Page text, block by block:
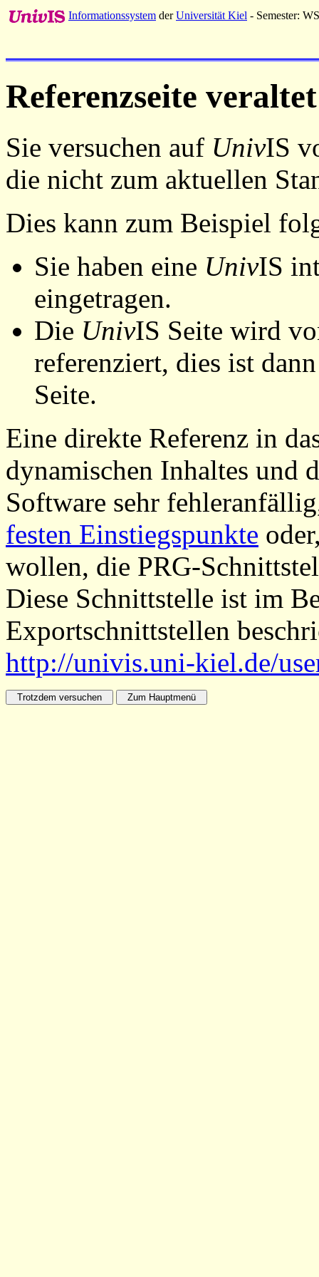
Informationssystem derUniversität Kiel - Semester:
Referenzseite veraltet
Sie versuchen auf UnivIS
die nicht zum aktuellen
Dies kann zum Beispiel
Sie haben eine UnivIS
eingetragen.
Die UnivIS Seite wird
referenziert, dies ist
Seite.
Eine direkte Referenz in
dynamischen Inhaltes und
Software sehr
festen Einstiegspunkte
wollen, die PRG-
Diese Schnittstelle ist im
Exportschnittstellen
http://univis.uni-kiel.de/